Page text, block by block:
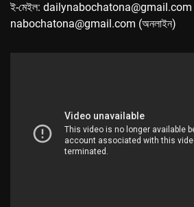
ই-মেইল: dailynabochatona@gmail.com
nabochatona@gmail.com (অনলাইন)